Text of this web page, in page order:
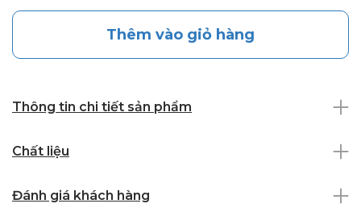
Thêm vào giỏ hàng
Thông tin chi tiết sản phẩm
Chất liệu
Đánh giá khách hàng